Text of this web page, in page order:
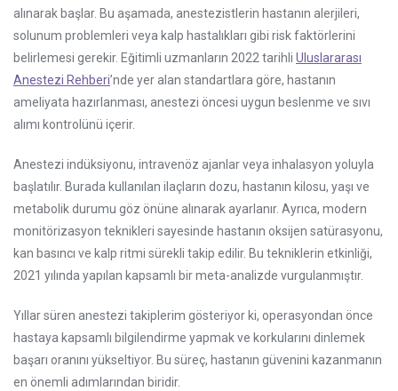
alınarak başlar. Bu aşamada, anestezistlerin hastanın alerjileri,
solunum problemleri veya kalp hastalıkları gibi risk faktörlerini
belirlemesi gerekir. Eğitimli uzmanların 2022 tarihli Uluslararası
Anestezi Rehberi’nde yer alan standartlara göre, hastanın
ameliyata hazırlanması, anestezi öncesi uygun beslenme ve sıvı
alımı kontrolünü içerir.
Anestezi indüksiyonu, intravenöz ajanlar veya inhalasyon yoluyla
başlatılır. Burada kullanılan ilaçların dozu, hastanın kilosu, yaşı ve
metabolik durumu göz önüne alınarak ayarlanır. Ayrıca, modern
monitörizasyon teknikleri sayesinde hastanın oksijen satürasyonu,
kan basıncı ve kalp ritmi sürekli takip edilir. Bu tekniklerin etkinliği,
2021 yılında yapılan kapsamlı bir meta-analizde vurgulanmıştır.
Yıllar süren anestezi takiplerim gösteriyor ki, operasyondan önce
hastaya kapsamlı bilgilendirme yapmak ve korkularını dinlemek
başarı oranını yükseltiyor. Bu süreç, hastanın güvenini kazanmanın
en önemli adımlarından biridir.